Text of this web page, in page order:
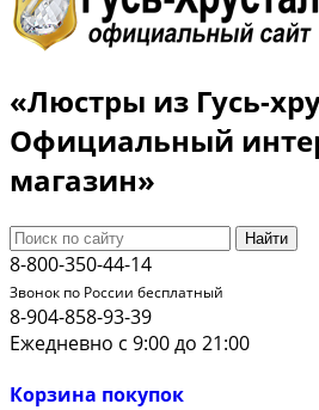
«Люстры из Гусь-
Официальный
магазин»
Найти
8-800-350-44-14
Звонок по России бесплатный
8-904-858-93-39
Ежедневно с 9:00 до 21:00
Корзина покупок